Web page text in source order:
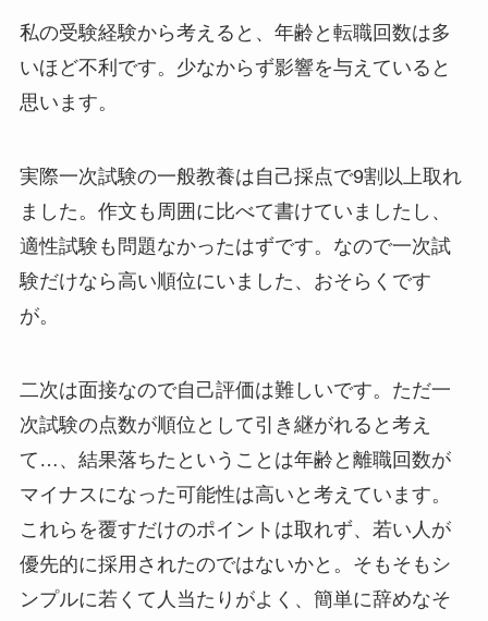
私の受験経験から考えると、年齢と転職回数は多
いほど不利です。少なからず影響を与えていると
思います。
実際一次試験の一般教養は自己採点で9割以上取れ
ました。作文も周囲に比べて書けていましたし、
適性試験も問題なかったはずです。なので一次試
験だけなら高い順位にいました、おそらくです
が。
二次は面接なので自己評価は難しいです。ただ一
次試験の点数が順位として引き継がれると考え
て…、結果落ちたということは年齢と離職回数が
マイナスになった可能性は高いと考えています。
これらを覆すだけのポイントは取れず、若い人が
優先的に採用されたのではないかと。そもそもシ
ンプルに若くて人当たりがよく、簡単に辞めなそ